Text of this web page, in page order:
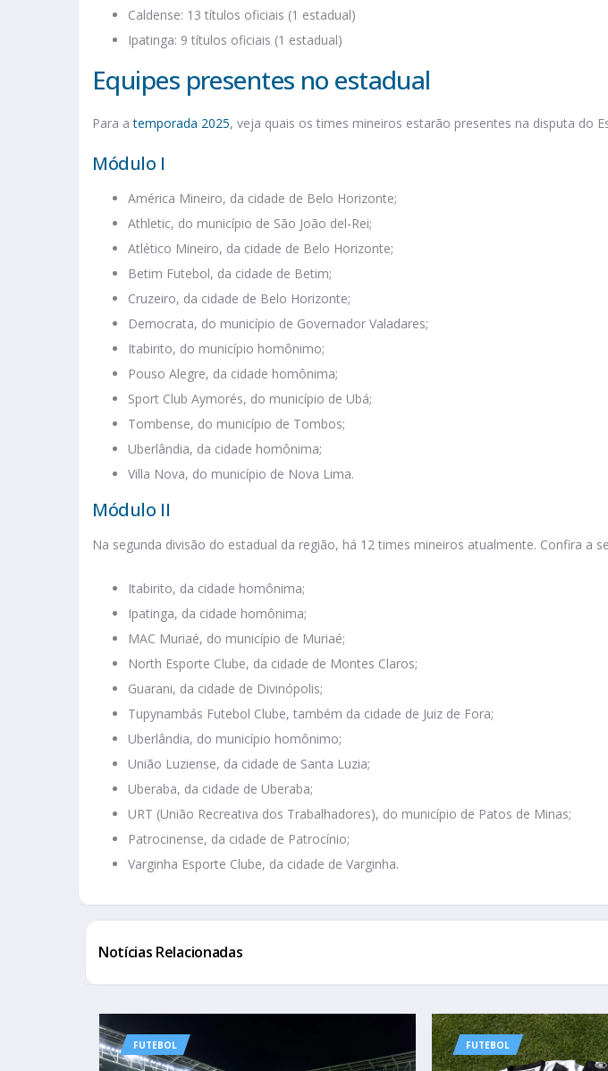
Caldense: 13 títulos oficiais (1 estadual)
Ipatinga: 9 títulos oficiais (1 estadual)
Equipes presentes no estadual
Para atemporada 2025, veja quais os times mineiros estarão presentes na disputa do
Módulo I
América Mineiro, da cidade de Belo Horizonte;
Athletic, do município de São João del-Rei;
Atlético Mineiro, da cidade de Belo Horizonte;
Betim Futebol, da cidade de Betim;
Cruzeiro, da cidade de Belo Horizonte;
Democrata, do município de Governador Valadares;
Itabirito, do município homônimo;
Pouso Alegre, da cidade homônima;
Sport Club Aymorés, do município de Ubá;
Tombense, do município de Tombos;
Uberlândia, da cidade homônima;
Villa Nova, do município de Nova Lima.
Módulo II
Na segunda divisão do estadual da região, há 12 times mineiros atualmente. Confira a
Itabirito, da cidade homônima;
Ipatinga, da cidade homônima;
MAC Muriaé, do município de Muriaé;
North Esporte Clube, da cidade de Montes Claros;
Guarani, da cidade de Divinópolis;
Tupynambás Futebol Clube, também da cidade de Juiz de Fora;
Uberlândia, do município homônimo;
União Luziense, da cidade de Santa Luzia;
Uberaba, da cidade de Uberaba;
URT (União Recreativa dos Trabalhadores), do município de Patos de Minas;
Patrocinense, da cidade de Patrocínio;
Varginha Esporte Clube, da cidade de Varginha.
Notícias Relacionadas
FUTEBOL FUTEBOL